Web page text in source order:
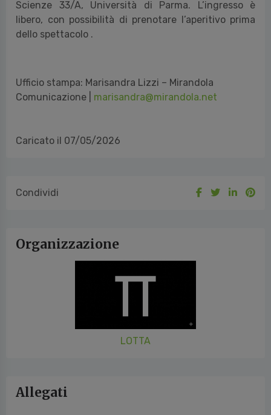
Scienze 33/A, Università di Parma. L’ingresso è
libero, con possibilità di prenotare l’aperitivo prima
dello spettacolo .
Ufficio stampa: Marisandra Lizzi – Mirandola
Comunicazione | marisandra@mirandola.net
Caricato il 07/05/2026
Condividi
Organizzazione
LOTTA
Allegati